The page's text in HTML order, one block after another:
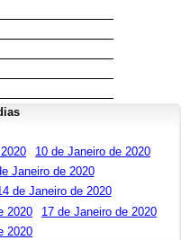
10 de Janeiro de 2020
Janeiro de 2020
de Janeiro de 2020
2020
17 de Janeiro de 2020
2020